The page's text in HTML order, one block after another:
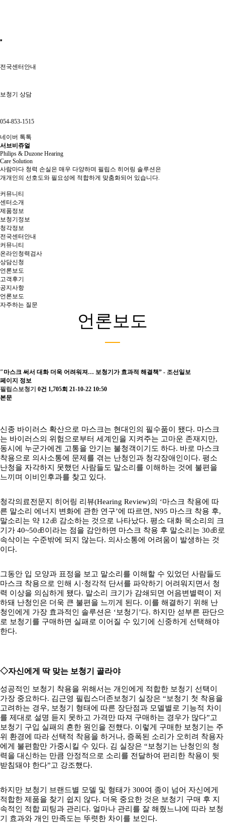
전국센터안내
보청기 상담
054-853-1515
네이버 톡톡
서브비쥬얼
Philips & Duzone Hearing
Care Solution
사람마다 청력 손실은 매우 다양하며 필립스 히어링 솔루션은
개개인의 선호도와 필요성에 적합하게 맞춤화되어 있습니다.
커뮤니티
센터소개
제품정보
보청기정보
청각정보
전국센터안내
커뮤니티
온라인청력검사
상담신청
언론보도
고객후기
공지사항
언론보도
자주하는 질문
언론보도
″마스크 써서 대화 더욱 어려워져… 보청기가 효과적 해결책” - 조선일보
페이지 정보
필립스보청기 0건 1,705회 21-10-22 10:50
본문
신종 바이러스 확산으로 마스크는 현대인의 필수품이 됐다. 마스크
는 바이러스의 위험으로부터 세계인을 지켜주는 고마운 존재지만,
동시에 누군가에겐 고통을 안기는 불청객이기도 하다. 바로 마스크
착용으로 의사소통에 문제를 겪는 난청인과 청각장애인이다. 평소
난청을 자각하지 못했던 사람들도 말소리를 이해하는 것에 불편을
느끼며 이비인후과를 찾고 있다.
청각의료전문지 히어링 리뷰(Hearing Review)의 ‘마스크 착용에 따
른 말소리 에너지 변화에 관한 연구’에 따르면, N95 마스크 착용 후,
말소리는 약 12㏈ 감소하는 것으로 나타났다. 평소 대화 목소리의 크
기가 40~50㏈이라는 점을 감안하면 마스크 착용 후 말소리는 30㏈로
속삭이는 수준밖에 되지 않는다. 의사소통에 어려움이 발생하는 것
이다.
그동안 입 모양과 표정을 보고 말소리를 이해할 수 있었던 사람들도
마스크 착용으로 인해 시·청각적 단서를 파악하기 어려워지면서 청
력 이상을 의심하게 됐다. 말소리 크기가 감쇄되면 어음변별력이 저
하돼 난청인은 더욱 큰 불편을 느끼게 된다. 이를 해결하기 위해 난
청인에게 가장 효과적인 솔루션은 ‘보청기’다. 하지만 섣부른 판단으
로 보청기를 구매하면 실패로 이어질 수 있기에 신중하게 선택해야
한다.
◇자신에게 딱 맞는 보청기 골라야
성공적인 보청기 착용을 위해서는 개인에게 적합한 보청기 선택이
가장 중요하다. 김근영 필립스더존보청기 실장은 “보청기 첫 착용을
고려하는 경우, 보청기 형태에 따른 장단점과 모델별로 기능적 차이
를 제대로 설명 듣지 못하고 가격만 따져 구매하는 경우가 많다”고
보청기 구입 실패의 흔한 원인을 전했다. 이렇게 구매한 보청기는 주
위 환경에 따라 선택적 착용을 하거나, 증폭된 소리가 오히려 착용자
에게 불편함만 가중시킬 수 있다. 김 실장은 “보청기는 난청인의 청
력을 대신하는 만큼 안정적으로 소리를 전달하여 편리한 착용이 뒷
받침돼야 한다”고 강조했다.
하지만 보청기 브랜드별 모델 및 형태가 300여 종이 넘어 자신에게
적합한 제품을 찾기 쉽지 않다. 더욱 중요한 것은 보청기 구매 후 지
속적인 적합 피팅과 관리다. 얼마나 관리를 잘 해줬느냐에 따라 보청
기 효과와 개인 만족도는 뚜렷한 차이를 보인다.